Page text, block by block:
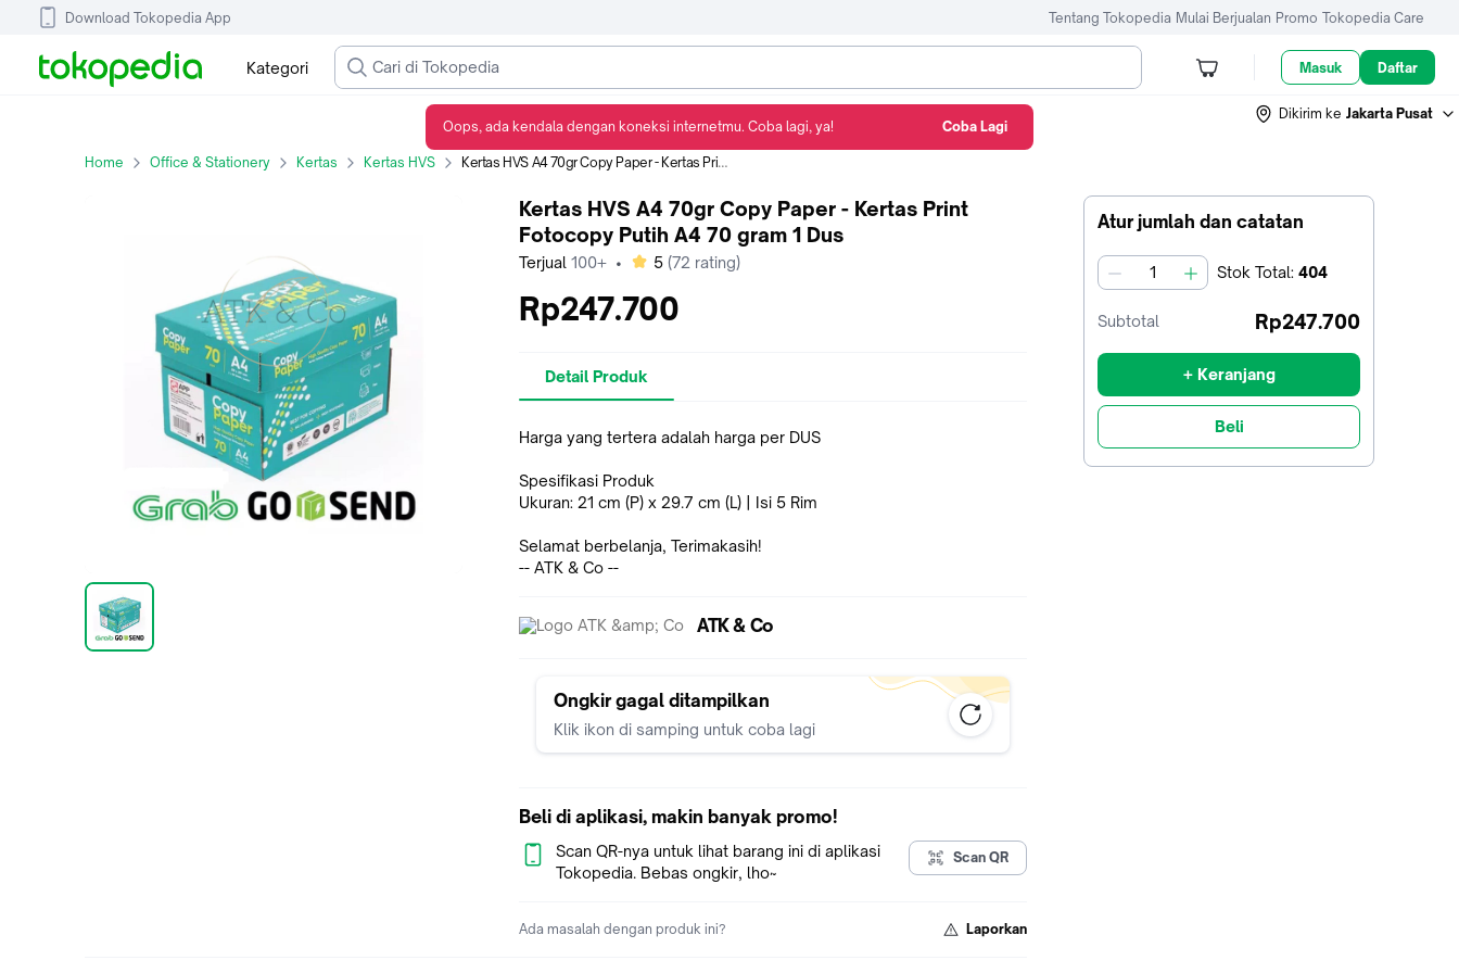
Download Tokopedia App Tentang Tokopedia Mulai Berjualan Promo Tokopedia Care
Kategori Masuk Daftar
Dikirim ke Jakarta Pusat
Home Office & Stationery Kertas Kertas HVS Kertas HVS A4 70gr Copy Paper - Kertas Print Fotocopy Putih A4 70 gram 1 Dus
Atur jumlah dan catatan
jumlah Stok Total: 404
Subtotal Rp247.700
+ Keranjang
Beli
Kertas HVS A4 70gr Copy Paper - Kertas Print
Fotocopy Putih A4 70 gram 1 Dus
Terjual 100+ • bintang
5 (72 rating)
Rp247.700
Detail Produk
Harga yang tertera adalah harga per DUS
Spesifikasi Produk
Ukuran: 21 cm (P) x 29.7 cm (L) | Isi 5 Rim
Selamat berbelanja, Terimakasih!
-- ATK & Co --
ATK & Co
Ongkir gagal ditampilkan
Klik ikon di samping untuk coba lagi
Beli di aplikasi, makin banyak promo!
Scan QR-nya untuk lihat barang ini di aplikasi
Tokopedia. Bebas ongkir, lho~
Scan QR
Ada masalah dengan produk ini? Laporkan
Oops, ada kendala dengan koneksi internetmu. Coba lagi, ya! Coba Lagi